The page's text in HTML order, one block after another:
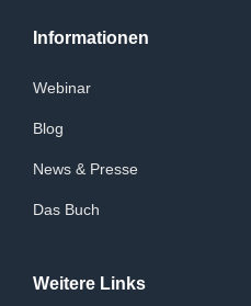
Informationen
Webinar
Blog
News & Presse
Das Buch
Weitere Links